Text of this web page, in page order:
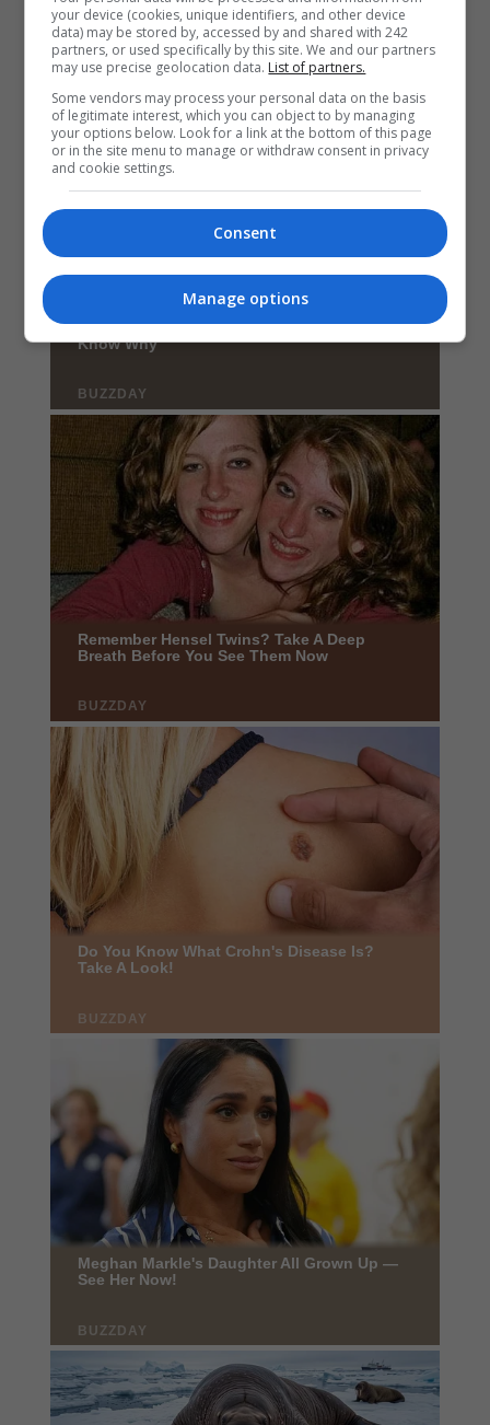
your device (cookies, unique identifiers, and other device
data) may be stored by, accessed by and shared with 242
partners, or used specifically by this site. We and our partners
may use precise geolocation data. List of partners.
Some vendors may process your personal data on the basis
of legitimate interest, which you can object to by managing
your options below. Look for a link at the bottom of this page
or in the site menu to manage or withdraw consent in privacy
and cookie settings.
Consent
Manage options